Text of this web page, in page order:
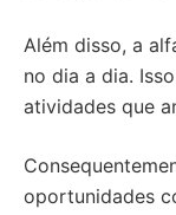
Além disso, a
no dia a dia.
atividades que
oportunidades